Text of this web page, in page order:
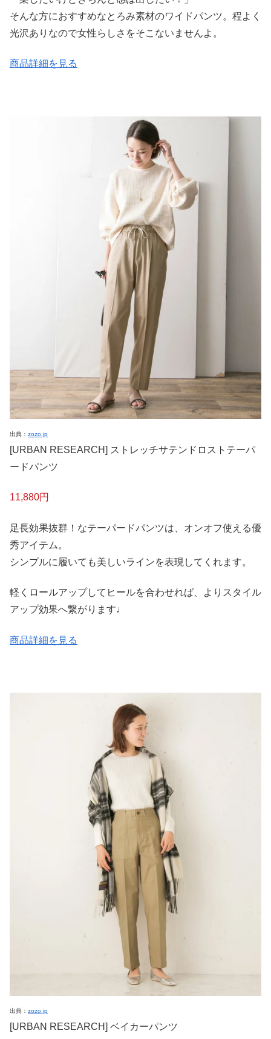
そんな方におすすめなとろみ素材のワイドパンツ。程よく
光沢ありなので女性らしさをそこないませんよ。
商品詳細を見る
出典： zozo.jp
[URBAN RESEARCH] ストレッチサテンドロストテーパ
ードパンツ
11,880円
足長効果抜群！なテーパードパンツは、オンオフ使える優
秀アイテム。
シンプルに履いても美しいラインを表現してくれます。
軽くロールアップしてヒールを合わせれば、よりスタイル
アップ効果へ繋がります♩
商品詳細を見る
出典： zozo.jp
[URBAN RESEARCH] ベイカーパンツ